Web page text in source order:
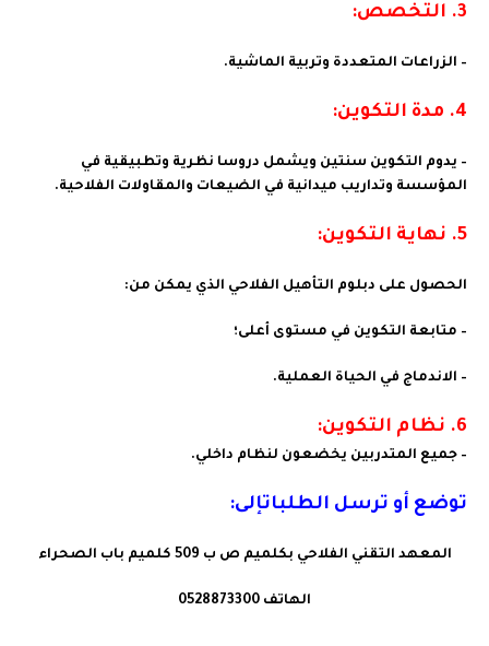
3. التخصص:
– الزراعات المتعددة وتربية الماشية.
4. مدة التكوين:
– يدوم التكوين سنتين ويشمل دروسا نظرية وتطبيقية في
المؤسسة وتداريب ميدانية في الضيعات والمقاولات الفلاحية.
5. نهاية التكوين:
الحصول على دبلوم التأهيل الفلاحي الذي يمكن من:
– متابعة التكوين في مستوى أعلى؛
– الاندماج في الحياة العملية.
6. نظام التكوين:
– جميع المتدربين يخضعون لنظام داخلي.
توضع أو ترسل الطلباتإلى:
المعهد التقني الفلاحي بكلميم ص ب 509 كلميم باب الصحراء
الهاتف 0528873300